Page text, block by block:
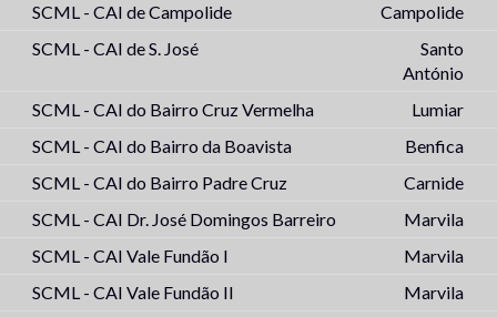
SCML - CAI de Campolide
Campolide
SCML - CAI de S. José
Santo
António
SCML - CAI do Bairro Cruz Vermelha
Lumiar
SCML - CAI do Bairro da Boavista
Benfica
SCML - CAI do Bairro Padre Cruz
Carnide
SCML - CAI Dr. José Domingos Barreiro
Marvila
SCML - CAI Vale Fundão I
Marvila
SCML - CAI Vale Fundão II
Marvila